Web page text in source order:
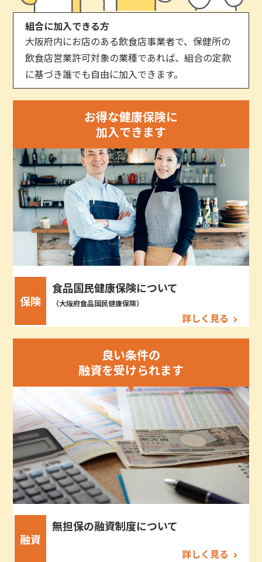
組合に加入できる方
大阪府内にお店のある飲食店事業者で、保健所の
飲食店営業許可対象の業種であれば、組合の定款
に基づき誰でも自由に加入できます。
お得な健康保険に
加入できます
保険
食品国民健康保険について
（大阪府食品国民健康保険）
詳しく見る
良い条件の
融資を受けられます
融資
無担保の融資制度について
詳しく見る